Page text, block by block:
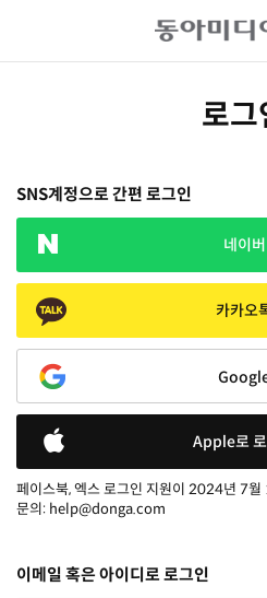
로그
SNS계정으로 간편 로그인
네이버
카카오
Apple로
페이스북, 엑스 로그인 지원이 2024년 7월
문의: help@donga.com
이메일 혹은 아이디로 로그인